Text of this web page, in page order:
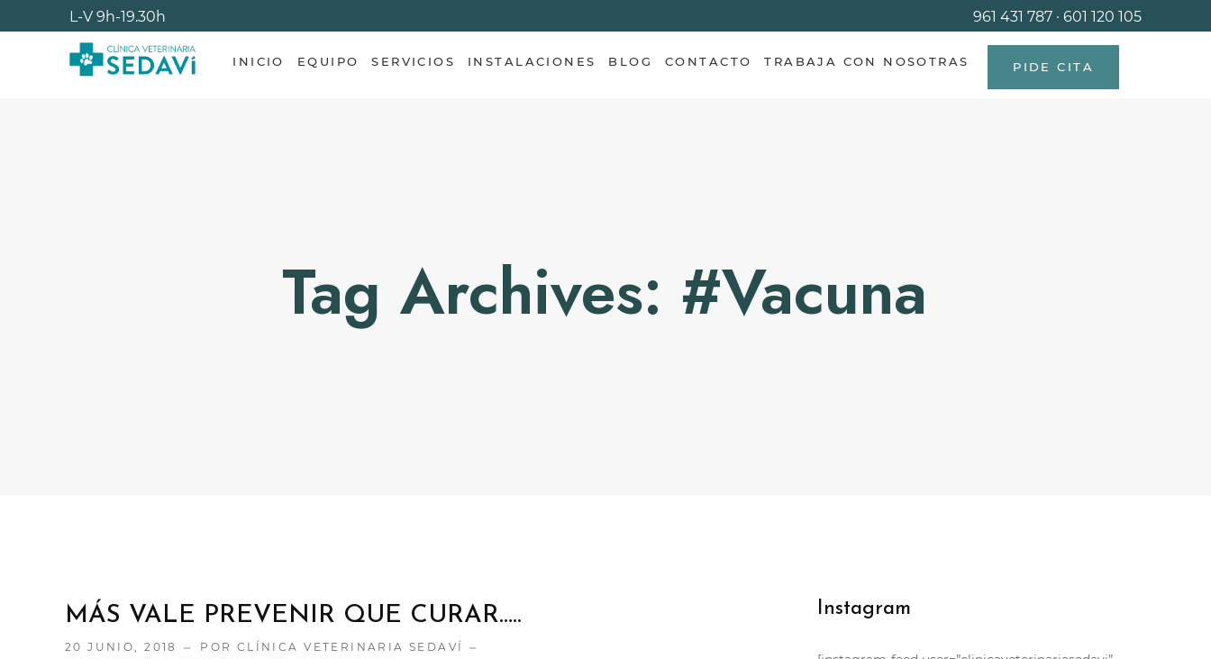
L-V 9h-19.30h 961 431 787 · 601 120 105
INICIO EQUIPO SERVICIOS INSTALACIONES BLOG CONTACTO TRABAJA CON NOSOTRAS PIDE CITA
Tag Archives: #vacuna
MÁS VALE PREVENIR QUE CURAR…..
20 JUNIO, 2018
POR CLÍNICA VETERINARIA SEDAVÍ
Instagram